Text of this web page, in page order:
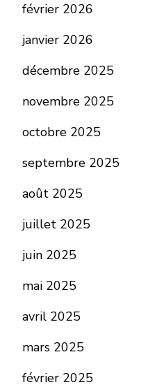
février 2026
janvier 2026
décembre 2025
novembre 2025
octobre 2025
septembre 2025
août 2025
juillet 2025
juin 2025
mai 2025
avril 2025
mars 2025
février 2025